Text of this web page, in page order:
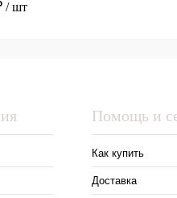
/ шт
Помощь и
Как купить
Доставка